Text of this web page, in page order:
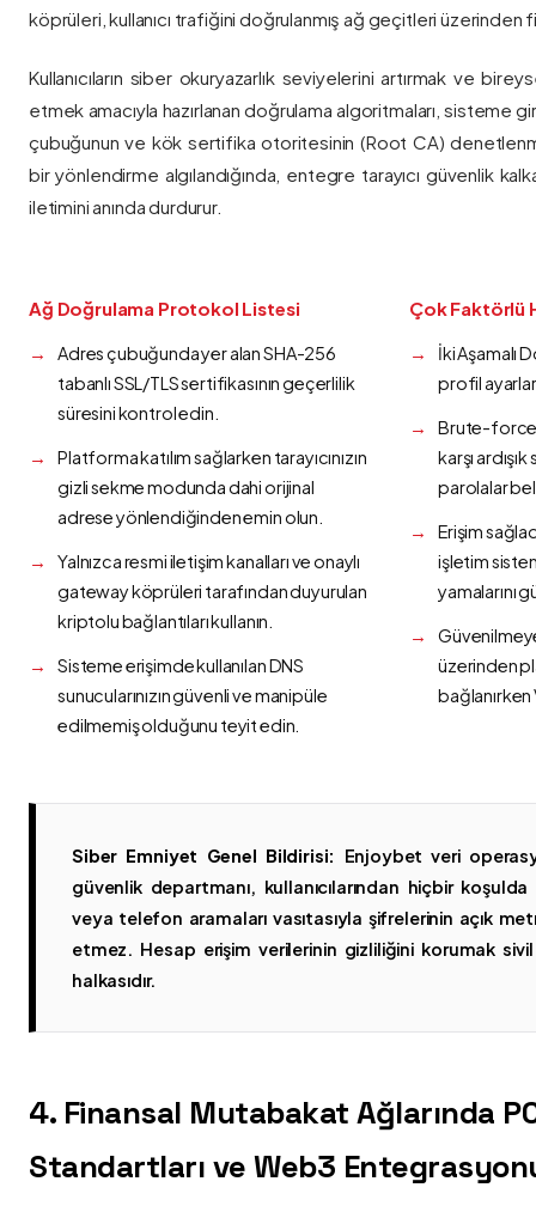
köprüleri, kullanıcı trafiğini doğrulanmış ağ geçitleri üzerinden
Kullanıcıların siber okuryazarlık seviyelerini artırmak ve
etmek amacıyla hazırlanan doğrulama algoritmaları, sisteme
çubuğunun ve kök sertifika otoritesinin (Root CA)
bir yönlendirme algılandığında, entegre tarayıcı güvenlik
iletimini anında durdurur.
Ağ Doğrulama Protokol Listesi
Adres çubuğunda yer alan SHA-256
tabanlı SSL/TLS sertifikasının geçerlilik
süresini kontrol edin.
Platforma katılım sağlarken tarayıcınızın
gizli sekme modunda dahi orijinal
adrese yönlendiğinden emin olun.
Yalnızca resmi iletişim kanalları ve onaylı
gateway köprüleri tarafından duyurulan
kriptolu bağlantıları kullanın.
Sisteme erişimde kullanılan DNS
sunucularınızın güvenli ve manipüle
edilmemiş olduğunu teyit edin.
Çok Faktörlü
İki Aşamalı
profil
Brute-force
karşı
parolalar
Erişim
işletim
yamalarını
üzerinden
bağlanırken
Siber Emniyet Genel Bildirisi:
Enjoybet veri
güvenlik departmanı, kullanıcılarından hiçbir
veya telefon aramaları vasıtasıyla şifrelerinin açık
etmez. Hesap erişim verilerinin gizliliğini korumak
halkasıdır.
4. Finansal Mutabakat Ağlarında
Standartları ve Web3